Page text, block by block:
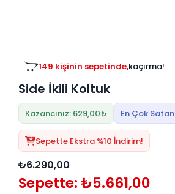
149 kişinin sepetinde,kaçırma!
Side İkili Koltuk
Kazancınız: 629,00₺ En Çok Satan
Sepette Ekstra %10 İndirim!
₺6.290,00
Sepette: ₺5.661,00